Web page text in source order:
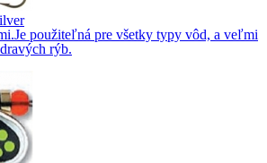
použiteľná pre všetky typy vôd, a veľmi
rýb.